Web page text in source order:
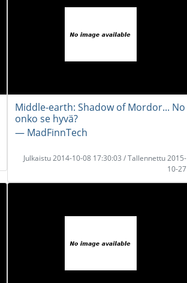
Middle-earth: Shadow of Mordor... No
onko se hyvä?
― MadFinnTech
Julkaistu 2014-10-08 17:30:03 / Tallennettu 2015-
10-27